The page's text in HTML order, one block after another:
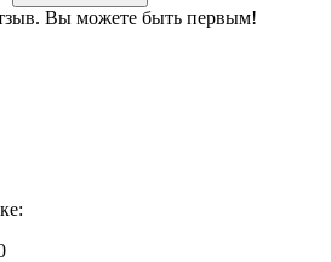
Вы можете быть первым!